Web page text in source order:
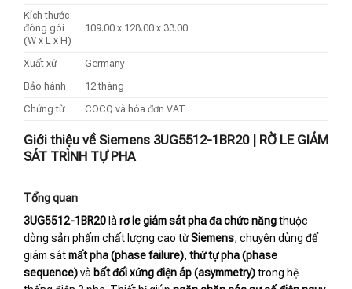
Kích thước
đóng gói
(W x L x H)
109.00 x 128.00 x 33.00
Xuất xứ
Germany
Bảo hành
12 tháng
Chứng từ
COCQ và hóa đơn VAT
Giới thiệu về Siemens 3UG5512-1BR20 | RỜ LE GIÁM
SÁT TRÌNH TỰ PHA
Tổng quan
3UG5512-1BR20 làrơ le giám sát pha đa chức năngthuộc
dòng sản phẩm chất lượng cao từSiemens, chuyên dùng để
giám sátmất pha (phase failure), thứ tự pha (phase
sequence)và bất đối xứng điện áp (asymmetry)trong hệ